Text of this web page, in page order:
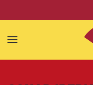
Skip to main content